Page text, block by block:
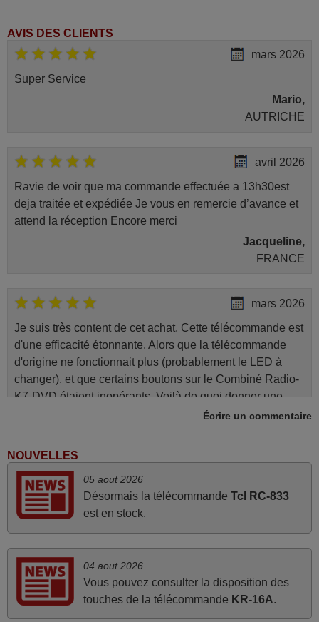
AVIS DES CLIENTS
mars 2026
Super Service
Mario,
AUTRICHE
avril 2026
Ravie de voir que ma commande effectuée a 13h30est
deja traitée et expédiée Je vous en remercie d’avance et
attend la réception Encore merci
Jacqueline,
FRANCE
mars 2026
Je suis très content de cet achat. Cette télécommande est
d'une efficacité étonnante. Alors que la télécommande
d'origine ne fonctionnait plus (probablement le LED à
changer), et que certains boutons sur le Combiné Radio-
K7-DVD étaient inopérants. Voilà de quoi donner une
seconde vie à mes deux Panasonic haut de gamme des
Concerne la télécommande de remplacement pour le
vidéo projecteur Wimius P20. Un avis provisoire avait été
émis car le délai de 24h était dépassé, néanmoins j'ai
reçu la télécommande au cours du 3ème jour ouvré,
compatible avec mon besoin. Concernant la
Écrire un commentaire
NOUVELLES
05 aout 2026
Désormais la télécommande Tcl RC-833
est en stock.
04 aout 2026
Vous pouvez consulter la disposition des
touches de la télécommande KR-16A.